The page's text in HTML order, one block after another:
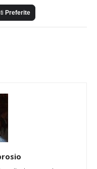
Preferite